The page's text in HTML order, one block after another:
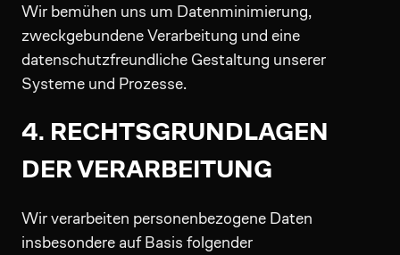
Wir bemühen uns um Datenminimierung,
zweckgebundene Verarbeitung und eine
datenschutzfreundliche Gestaltung unserer
Systeme und Prozesse.
4. RECHTSGRUNDLAGEN
DER VERARBEITUNG
Wir verarbeiten personenbezogene Daten
insbesondere auf Basis folgender